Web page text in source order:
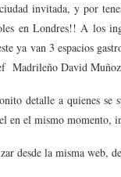
invitada, y por
en Londres!! A los
ya van 3 espacios
Madrileño David
detalle a quienes
en el mismo momento,
desde la misma web,